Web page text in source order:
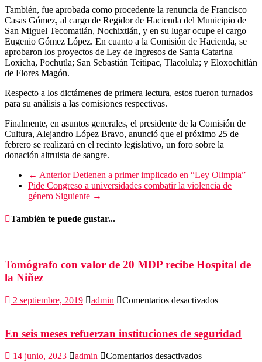
También, fue aprobada como procedente la renuncia de Francisco
Casas Gómez, al cargo de Regidor de Hacienda del Municipio de
San Miguel Tecomatlán, Nochixtlán, y en su lugar ocupe el cargo
Eugenio Gómez López. En cuanto a la Comisión de Hacienda, se
aprobaron los proyectos de Ley de Ingresos de Santa Catarina
Loxicha, Pochutla; San Sebastián Teitipac, Tlacolula; y Eloxochitlán
de Flores Magón.
Respecto a los dictámenes de primera lectura, estos fueron turnados
para su análisis a las comisiones respectivas.
Finalmente, en asuntos generales, el presidente de la Comisión de
Cultura, Alejandro López Bravo, anunció que el próximo 25 de
febrero se realizará en el recinto legislativo, un foro sobre la
donación altruista de sangre.
← AnteriorDetienen a primer implicado en “Ley Olimpia”
Pide Congreso a universidades combatir la violencia de
género Siguiente →
También te puede gustar...
Tomógrafo con valor de 20 MDP recibe Hospital de
la Niñez
2 septiembre, 2019 admin Comentarios desactivadosen
valor
de
En seis meses refuerzan instituciones de seguridad
14 junio, 2023 admin Comentarios desactivadosen